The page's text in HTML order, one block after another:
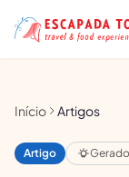
Início Artigos
Artigo